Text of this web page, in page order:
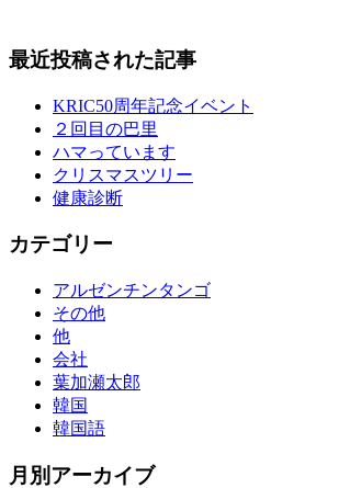
最近投稿された記事
KRIC50周年記念イベント
２回目の巴里
ハマっています
クリスマスツリー
健康診断
カテゴリー
アルゼンチンタンゴ
その他
他
会社
葉加瀬太郎
韓国
韓国語
月別アーカイブ